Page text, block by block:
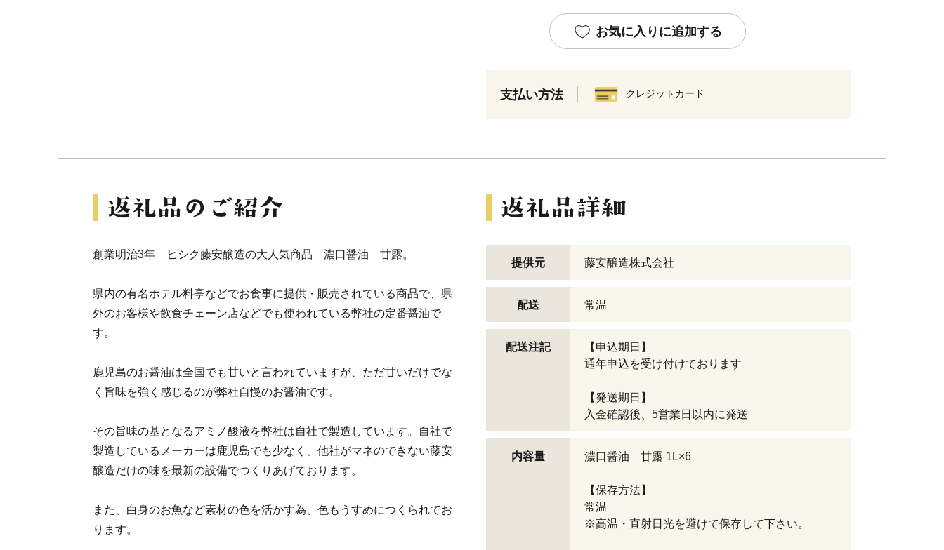
お気に入りに追加する
支払い方法 クレジットカード
創業明治3年 ヒシク藤安醸造の大人気商品 濃口醤油 甘露。
県内の有名ホテル料亭などでお食事に提供・販売されている商品で、県
外のお客様や飲食チェーン店などでも使われている弊社の定番醤油で
す。
鹿児島のお醤油は全国でも甘いと言われていますが、ただ甘いだけでな
く旨味を強く感じるのが弊社自慢のお醤油です。
その旨味の基となるアミノ酸液を弊社は自社で製造しています。自社で
製造しているメーカーは鹿児島でも少なく、他社がマネのできない藤安
醸造だけの味を最新の設備でつくりあげております。
また、白身のお魚など素材の色を活かす為、色もうすめにつくられてお
ります。
提供元 藤安醸造株式会社
配送 常温
配送注記
【申込期日】
通年申込を受け付けております
【発送期日】
入金確認後、5営業日以内に発送
内容量 濃口醤油 甘露 1L×6
【保存方法】
常温
※高温・直射日光を避けて保存して下さい。